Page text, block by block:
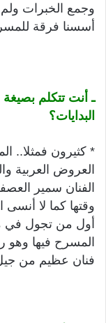
وجمع الخبرات
أسسنا فرقة
ـ أنت تتكلم
البدايات؟
* كثيرون فمثلا..
العروض العربية
الفنان سمير
وقتها كما لا أنسى
أول من تجول في
المسرح فيها وهو
فنان عظيم من جيل